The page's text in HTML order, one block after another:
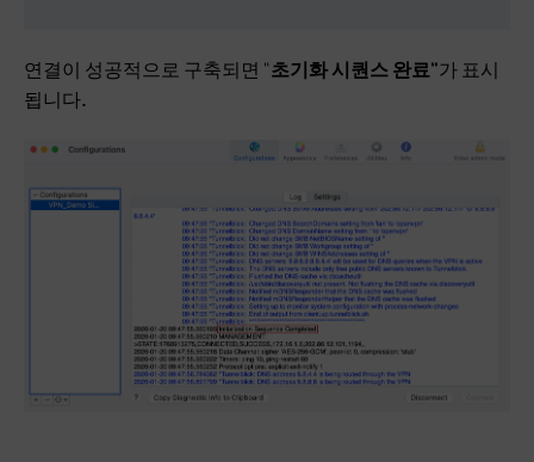
연결이 성공적으로 구축되면 "초기화 시퀀스 완료"가 표시
됩니다.